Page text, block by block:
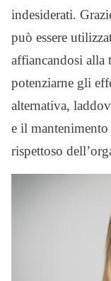
indesiderati.
può essere
affiancandosi alla
potenziarne gli
alternativa,
e il
rispettoso